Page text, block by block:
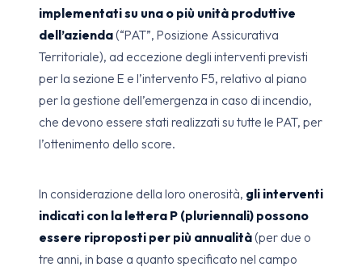
implementati su una o più unità produttive
dell’azienda (“PAT”, Posizione Assicurativa
Territoriale), ad eccezione degli interventi previsti
per la sezione E e l’intervento F5, relativo al piano
per la gestione dell’emergenza in caso di incendio,
che devono essere stati realizzati su tutte le PAT, per
l’ottenimento dello score.
In considerazione della loro onerosità, gli interventi
indicati con la lettera P (pluriennali) possono
essere riproposti per più annualità (per due o
tre anni, in base a quanto specificato nel campo